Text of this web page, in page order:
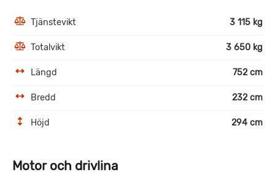
Tjänstevikt 3 115 kg
Totalvikt 3 650 kg
Längd 752 cm
Bredd 232 cm
Höjd 294 cm
Motor och drivlina